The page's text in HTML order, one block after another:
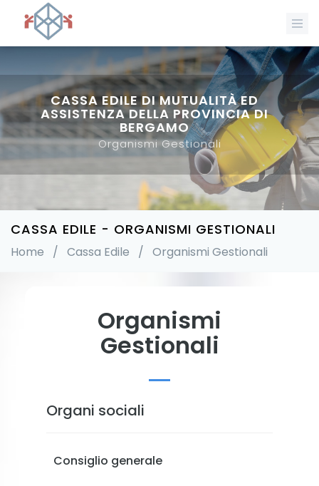
CASSA EDILE DI MUTUALITÀ ED
ASSISTENZA DELLA PROVINCIA DI
BERGAMO
Organismi Gestionali
CASSA EDILE - ORGANISMI GESTIONALI
Home / Cassa Edile / Organismi Gestionali
Organismi
Gestionali
Organi sociali
Consiglio generale